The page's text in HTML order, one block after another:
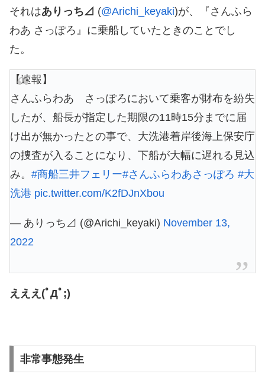
それはありっち⊿ (@Arichi_keyaki)が、『さんふら
わあ さっぽろ』に乗船していたときのことでし
た。
【速報】
さんふらわあ さっぽろにおいて乗客が財布を紛失
したが、船長が指定した期限の11時15分までに届
け出が無かったとの事で、大洗港着岸後海上保安庁
の捜査が入ることになり、下船が大幅に遅れる見込
み。 #商船三井フェリー#さんふらわあさっぽろ #大
洗港 pic.twitter.com/K2fDJnXbou
— ありっち⊿ (@Arichi_keyaki) November 13,
2022
えええ(ﾟДﾟ;)
非常事態発生